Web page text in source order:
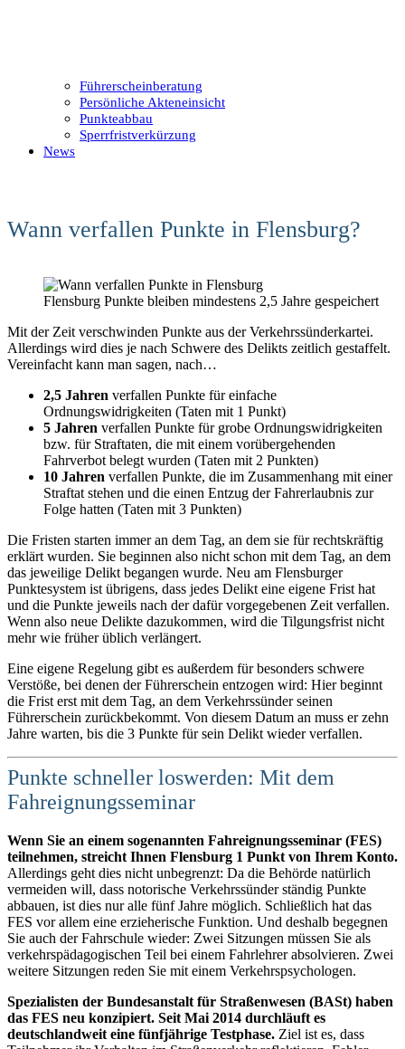
Führerscheinberatung
Persönliche Akteneinsicht
Punkteabbau
Sperrfristverkürzung
News
Wann verfallen Punkte in Flensburg?
Flensburg Punkte bleiben mindestens 2,5 Jahre gespeichert
Mit der Zeit verschwinden Punkte aus der Verkehrssünderkartei.
Allerdings wird dies je nach Schwere des Delikts zeitlich gestaffelt.
Vereinfacht kann man sagen, nach…
2,5 Jahren verfallen Punkte für einfache
Ordnungswidrigkeiten (Taten mit 1 Punkt)
5 Jahren verfallen Punkte für grobe Ordnungswidrigkeiten
bzw. für Straftaten, die mit einem vorübergehenden
Fahrverbot belegt wurden (Taten mit 2 Punkten)
10 Jahren verfallen Punkte, die im Zusammenhang mit einer
Straftat stehen und die einen Entzug der Fahrerlaubnis zur
Folge hatten (Taten mit 3 Punkten)
Die Fristen starten immer an dem Tag, an dem sie für rechtskräftig
erklärt wurden. Sie beginnen also nicht schon mit dem Tag, an dem
das jeweilige Delikt begangen wurde. Neu am Flensburger
Punktesystem ist übrigens, dass jedes Delikt eine eigene Frist hat
und die Punkte jeweils nach der dafür vorgegebenen Zeit verfallen.
Wenn also neue Delikte dazukommen, wird die Tilgungsfrist nicht
mehr wie früher üblich verlängert.
Eine eigene Regelung gibt es außerdem für besonders schwere
Verstöße, bei denen der Führerschein entzogen wird: Hier beginnt
die Frist erst mit dem Tag, an dem Verkehrssünder seinen
Führerschein zurückbekommt. Von diesem Datum an muss er zehn
Jahre warten, bis die 3 Punkte für sein Delikt wieder verfallen.
Punkte schneller loswerden: Mit dem
Fahreignungsseminar
Wenn Sie an einem sogenannten Fahreignungsseminar (FES)
teilnehmen, streicht Ihnen Flensburg 1 Punkt von Ihrem Konto.
Allerdings geht dies nicht unbegrenzt: Da die Behörde natürlich
vermeiden will, dass notorische Verkehrssünder ständig Punkte
abbauen, ist dies nur alle fünf Jahre möglich. Schließlich hat das
FES vor allem eine erzieherische Funktion. Und deshalb begegnen
Sie auch der Fahrschule wieder: Zwei Sitzungen müssen Sie als
verkehrspädagogischen Teil bei einem Fahrlehrer absolvieren. Zwei
weitere Sitzungen reden Sie mit einem Verkehrspsychologen.
Spezialisten der Bundesanstalt für Straßenwesen (BASt) haben
das FES neu konzipiert. Seit Mai 2014 durchläuft es
deutschlandweit eine fünfjährige Testphase. Ziel ist es, dass